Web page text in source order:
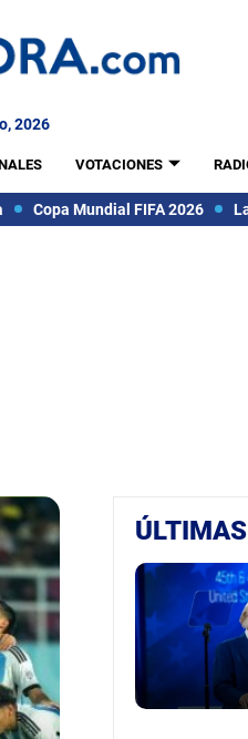
2026
VOTACIONES
Copa Mundial FIFA 2026